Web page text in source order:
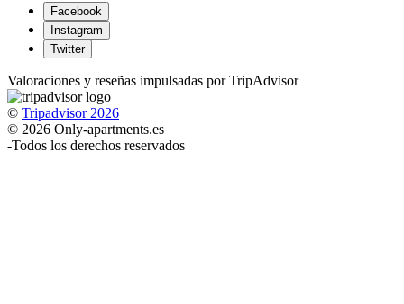
Facebook
Instagram
Twitter
Valoraciones y reseñas impulsadas por TripAdvisor
© Tripadvisor 2026
© 2026 Only-apartments.es
-Todos los derechos reservados